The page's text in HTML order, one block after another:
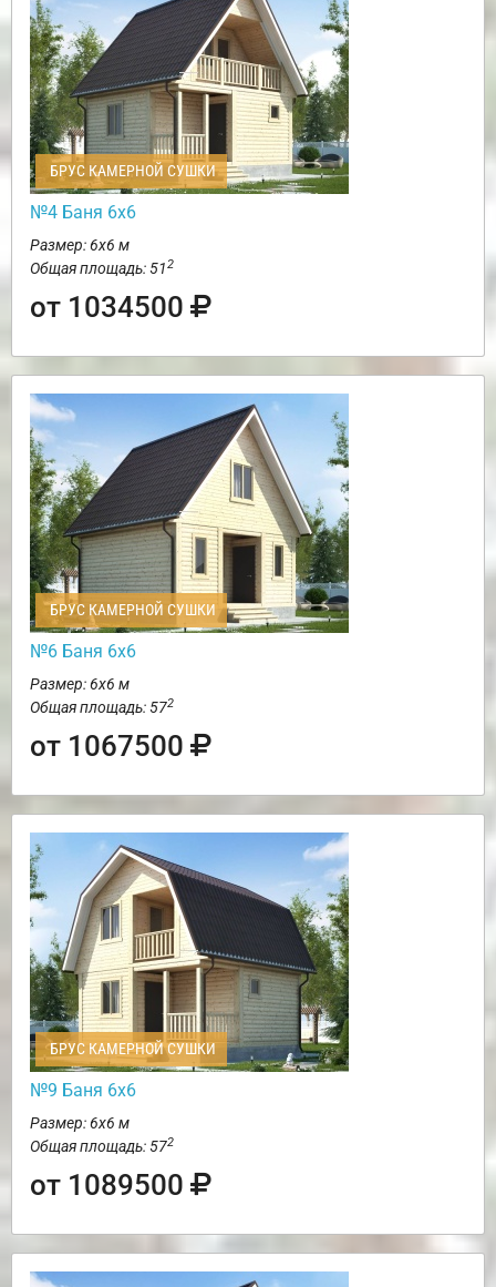
БРУС КАМЕРНОЙ СУШКИ
№4 Баня 6х6
Размер: 6х6 м
Общая площадь: 512
от 1034500
БРУС КАМЕРНОЙ СУШКИ
№6 Баня 6х6
Размер: 6х6 м
Общая площадь: 572
от 1067500
БРУС КАМЕРНОЙ СУШКИ
№9 Баня 6х6
Размер: 6х6 м
Общая площадь: 572
от 1089500